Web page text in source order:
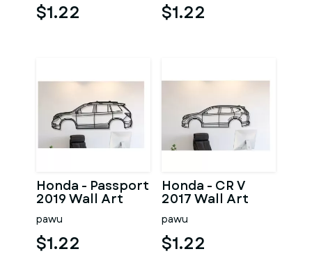
$1.22 $1.22
Honda - Passport
2019 Wall Art
pawu
$1.22
Honda - CR V
2017 Wall Art
pawu
$1.22